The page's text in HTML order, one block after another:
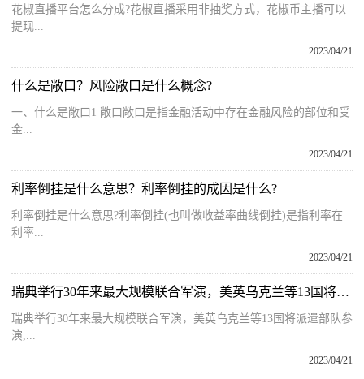
花椒直播平台怎么分成?花椒直播采用非抽奖方式，花椒币主播可以
提现...
2023/04/21
什么是敞口？风险敞口是什么概念?
一、什么是敞口1 敞口敞口是指金融活动中存在金融风险的部位和受
金...
2023/04/21
利率倒挂是什么意思？利率倒挂的成因是什么?
利率倒挂是什么意思?利率倒挂(也叫做收益率曲线倒挂)是指利率在
利率...
2023/04/21
瑞典举行30年来最大规模联合军演，美英乌克兰等13国将派遣部队参演 当前关注
瑞典举行30年来最大规模联合军演，美英乌克兰等13国将派遣部队参
演,...
2023/04/21